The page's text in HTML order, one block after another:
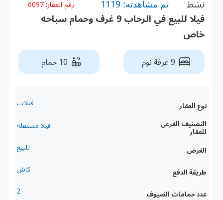
نشط تم مشاهدته: 1119 رقم العقار:6097
فيلا للبيع في الرحاب 9 غرف وحمام سباحه
خاص
9 غرفة نوم 10 حمام
نوع العقار فيلات
التصنيف الفرعى
للعقار
فيلا مستقلة
الغرض للبيع
طريقة الدفع كاش
عدد حمامات الضيوف 2